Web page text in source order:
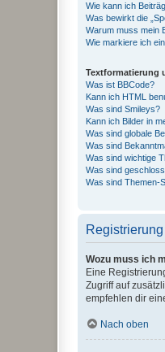
Wie kann ich
Was bewirkt die
Warum muss mein
Wie markiere ich
Textformatierung
Was ist BBCode?
Kann ich HTML
Was sind Smileys?
Kann ich Bilder in
Was sind globale
Was sind
Was sind wichtige
Was sind
Was sind Themen-
Wozu muss ich
Eine
Zugriff auf
empfehlen dir
Nach oben